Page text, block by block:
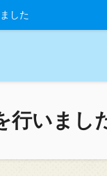
した
行いまし